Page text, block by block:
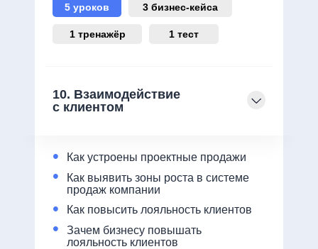
1 тест
3 бизнес-кейса
1 тренажёр
5 уроков
10. Взаимодействие
с клиентом
Как устроены проектные продажи
•
Как выявить зоны роста в системе
продаж компании
•
Как повысить лояльность клиентов
•
Зачем бизнесу повышать
лояльность клиентов
•